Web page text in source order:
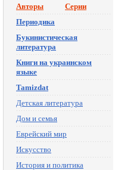
Авторы
Серии
Периодика
Букинистическая
литература
Книги на украинском
языке
Tamizdat
Детская литература
Дом и семья
Еврейский мир
Искусство
История и политика